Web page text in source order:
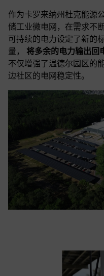
作为卡罗来纳州杜克能源
储工业微电网，在需求不
可持续的电力设定了新的
量， 将多余的电力输出回
不仅增强了温德尔园区的
边社区的电网稳定性。